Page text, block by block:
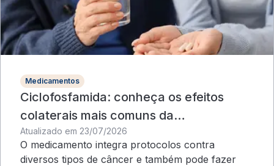
Medicamentos
Ciclofosfamida: conheça os efeitos
colaterais mais comuns da
quimioterapia
Atualizado em 23/07/2026
O medicamento integra protocolos contra
diversos tipos de câncer e também pode fazer